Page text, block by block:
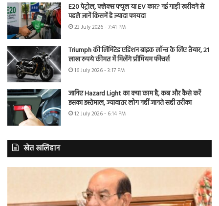
E20 पेट्रोल, फ्लेक्स फ्यूल या EV कार? नई गाड़ी खरीदने से
पहले जानें किसमें है ज्यादा फायदा
23 July 2026 - 7:41 PM
Triumph की लिमिटेड एडिशन बाइक लॉन्च के लिए तैयार, 21
लाख रुपये कीमत में मिलेंगे प्रीमियम फीचर्स
16 July 2026 - 3:17 PM
जानिए Hazard Light का क्या काम है, कब और कैसे करें
इसका इस्तेमाल, ज्यादातर लोग नहीं जानते सही तरीका
12 July 2026 - 6:14 PM
खेत खलिहान